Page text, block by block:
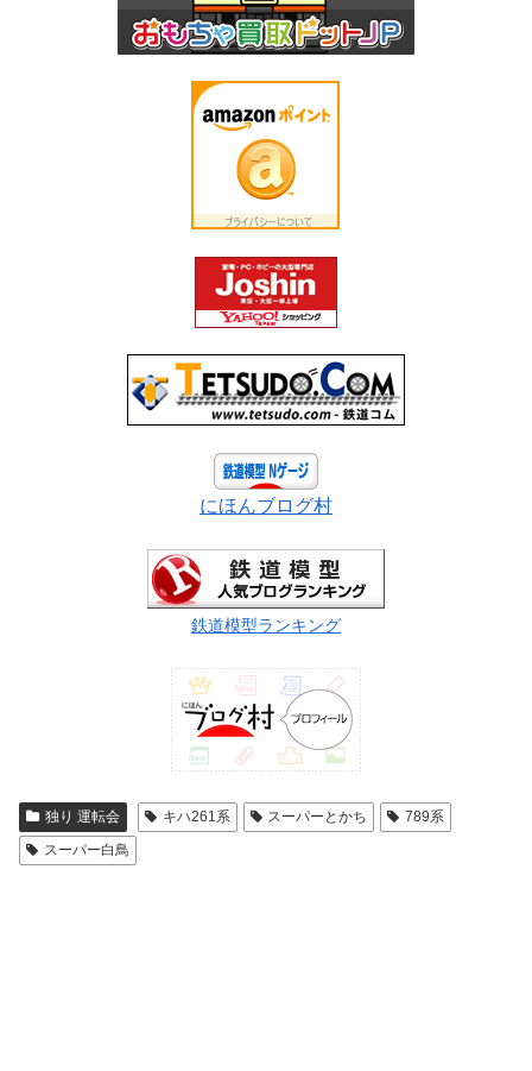
にほんブログ村
鉄道模型ランキング
独り 運転会 キハ261系 スーパーとかち
789系
スーパー白鳥